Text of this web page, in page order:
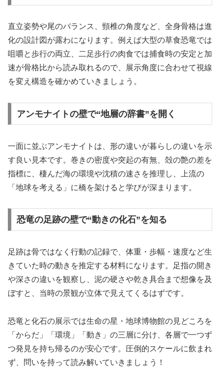
直立姿勢や尾のバランス、頸椎の角度など、全身骨格は進
化の設計図が露わになります。例えば大型の草食恐竜では
咀嚼と歩行の両立、二足歩行の肉食では捕食時の安定と加
速が骨格比から読み取れるので、展示角度に合わせて視線
を変え構造を確かめていきましょう。
アンモナイトの壁で“地層の辞書”を開く
一面に並ぶアンモナイトは、形の違いが暮らしの違いを示
す良い見本です。巻きの密度や突起の有無、殻の艶の差を
指標に、棲んだ海の環境や沈積の速さを推理し、上流の
「地球を考える」に橋を架けると学びが深まります。
恐竜の足跡の壁で“動きの化石”を知る
足跡は骨ではなく行動の記録で、体重・歩幅・速度など生
きていた時の動きを推定する材料になります。足指の開き
や深さの違いを観察し、泥の硬さや乾き具合まで想像を及
ぼすと、当時の景観が立体で見えてくるはずです。
恐竜と化石の展示では生命の星・地球博物館の見どころを
「からだ」「環境」「動き」の三層に分け、各層で一つず
つ発見を持ち帰るのが安心です。圧倒的スケールに飲まれ
ず、問いを持って読み解いていきましょう！